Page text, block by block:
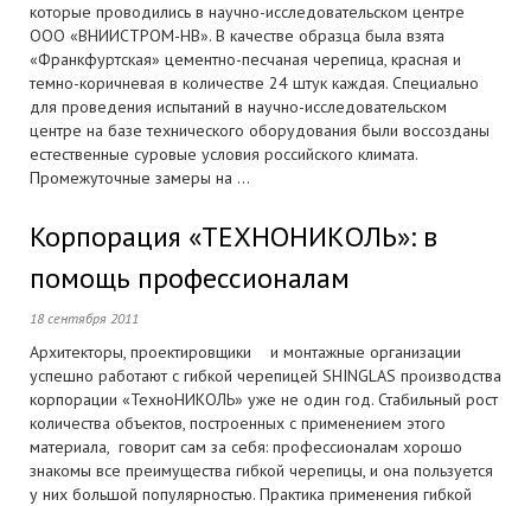
которые проводились в научно-исследовательском центре
ООО «ВНИИСТРОМ-НВ». В качестве образца была взята
«Франкфуртская» цементно-песчаная черепица, красная и
темно-коричневая в количестве 24 штук каждая. Специально
для проведения испытаний в научно-исследовательском
центре на базе технического оборудования были воссозданы
естественные суровые условия российского климата.
Промежуточные замеры на ...
Корпорация «ТЕХНОНИКОЛЬ»: в
помощь профессионалам
18 сентября 2011
Архитекторы, проектировщики и монтажные организации
успешно работают с гибкой черепицей SHINGLAS производства
корпорации «ТехноНИКОЛЬ» уже не один год. Стабильный рост
количества объектов, построенных с применением этого
материала, говорит сам за себя: профессионалам хорошо
знакомы все преимущества гибкой черепицы, и она пользуется
у них большой популярностью. Практика применения гибкой